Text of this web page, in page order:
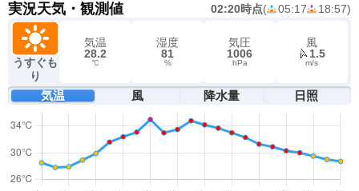
実況天気・観測値 02:20時点( 05:17 18:57)
うすぐも
り
気温
28.2
℃
湿度
81
%
気圧
1006
hPa
風
1.5
m/s
気温 風 降水量 日照